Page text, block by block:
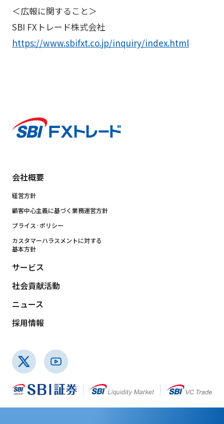
＜広報に関すること＞
SBI FXトレード株式会社
https://www.sbifxt.co.jp/inquiry/index.html
会社概要
経営方針
顧客中心主義に基づく業務運営方針
プライス·ポリシー
カスタマーハラスメントに対する
基本方針
サービス
社会貢献活動
ニュース
採用情報